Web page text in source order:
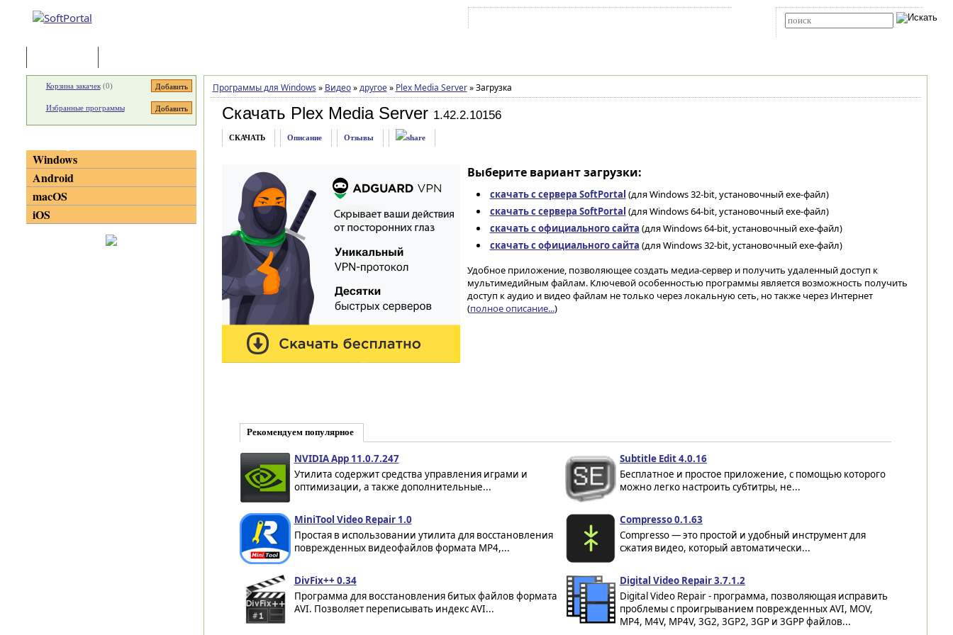
Программы для Windows » Видео » другое » Plex Media Server »Загрузка
Скачать Plex Media Server 1.42.2.10156
СКАЧАТЬ Описание Отзывы
Выберите вариант загрузки:
скачать с сервера SoftPortal (для Windows 32-bit, установочный exe-файл)
скачать с сервера SoftPortal (для Windows 64-bit, установочный exe-файл)
скачать с официального сайта (для Windows 64-bit, установочный exe-файл)
скачать с официального сайта (для Windows 32-bit, установочный exe-файл)
Удобное приложение, позволяющее создать медиа-сервер и получить удаленный доступ к
мультимедийным файлам. Ключевой особенностью программы является возможность получить
доступ к аудио и видео файлам не только через локальную сеть, но также через Интернет
(полное описание...)
Рекомендуем популярное
NVIDIA App 11.0.7.247
Утилита содержит средства управления играми и
оптимизации, а также дополнительные...
Subtitle Edit 4.0.16
Бесплатное и простое приложение, с помощью которого
можно легко настроить субтитры, не...
MiniTool Video Repair 1.0
Простая в использовании утилита для восстановления
поврежденных видеофайлов формата MP4,...
Compresso 0.1.63
Compresso — это простой и удобный инструмент для
сжатия видео, который автоматически...
DivFix++ 0.34
Программа для восстановления битых файлов формата
AVI. Позволяет переписывать индекс AVI...
Digital Video Repair 3.7.1.2
Digital Video Repair - программа, позволяющая исправить
проблемы с проигрыванием поврежденных AVI, MOV,
MP4, M4V, MP4V, 3G2, 3GP2, 3GP и 3GPP файлов...
Корзина закачек(0)
Избранные программы
Windows
Android
macOS
iOS